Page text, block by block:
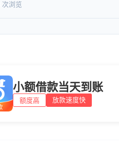
浏览
小额借款当天到账
额度高 放款速度快